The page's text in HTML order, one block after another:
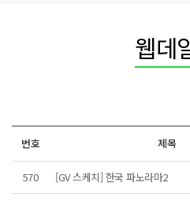
웹데
번호 제목
570 [GV 스케치] 한국 파노라마2